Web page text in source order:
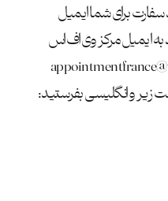
سفارت برای شما ایمیل
ایمیل مرکز وی اف اس
زیر و انگلیسی بفرستید: